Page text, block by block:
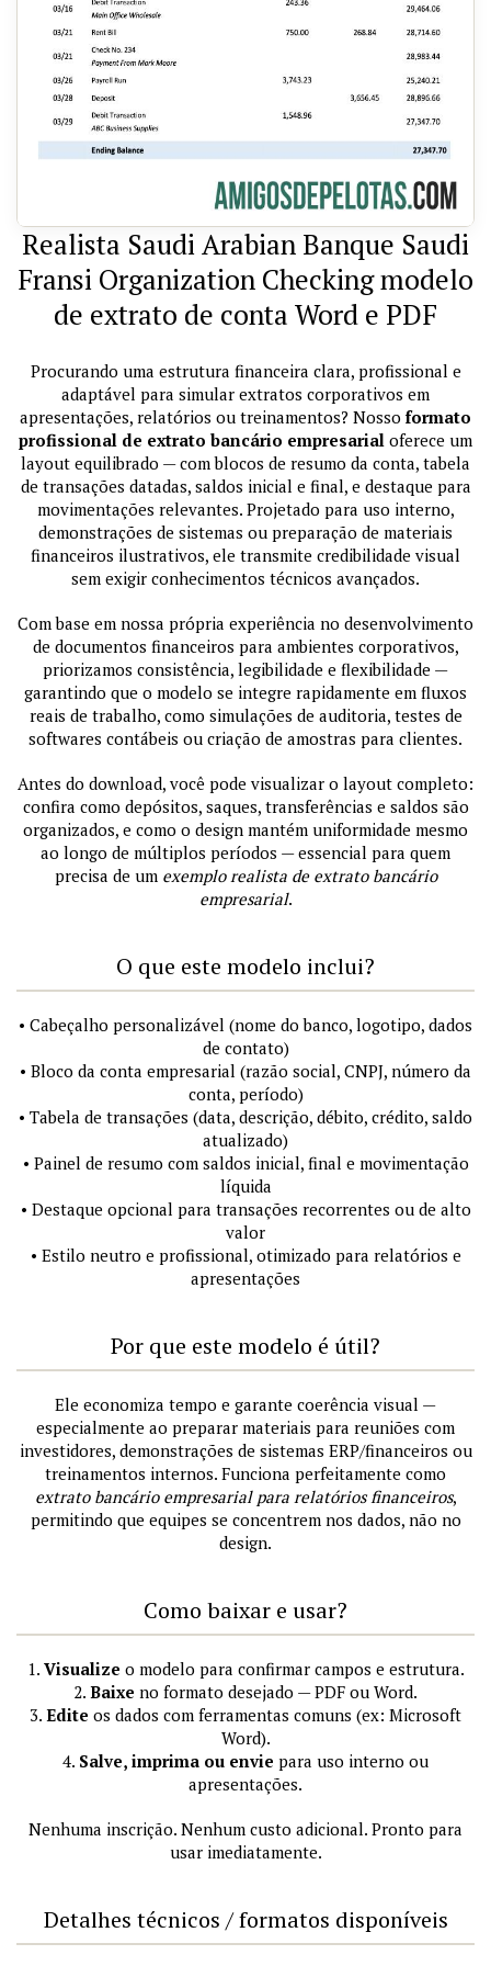
Realista Saudi Arabian Banque Saudi
Fransi Organization Checking modelo
de extrato de conta Word e PDF
Procurando uma estrutura financeira clara, profissional e
adaptável para simular extratos corporativos em
apresentações, relatórios ou treinamentos? Nosso formato
profissional de extrato bancário empresarial oferece um
layout equilibrado — com blocos de resumo da conta, tabela
de transações datadas, saldos inicial e final, e destaque para
movimentações relevantes. Projetado para uso interno,
demonstrações de sistemas ou preparação de materiais
financeiros ilustrativos, ele transmite credibilidade visual
sem exigir conhecimentos técnicos avançados.
Com base em nossa própria experiência no desenvolvimento
de documentos financeiros para ambientes corporativos,
priorizamos consistência, legibilidade e flexibilidade —
garantindo que o modelo se integre rapidamente em fluxos
reais de trabalho, como simulações de auditoria, testes de
softwares contábeis ou criação de amostras para clientes.
Antes do download, você pode visualizar o layout completo:
confira como depósitos, saques, transferências e saldos são
organizados, e como o design mantém uniformidade mesmo
ao longo de múltiplos períodos — essencial para quem
precisa de um exemplo realista de extrato bancário
empresarial.
O que este modelo inclui?
• Cabeçalho personalizável (nome do banco, logotipo, dados
de contato)
• Bloco da conta empresarial (razão social, CNPJ, número da
conta, período)
• Tabela de transações (data, descrição, débito, crédito, saldo
atualizado)
• Painel de resumo com saldos inicial, final e movimentação
líquida
• Destaque opcional para transações recorrentes ou de alto
valor
• Estilo neutro e profissional, otimizado para relatórios e
apresentações
Por que este modelo é útil?
Ele economiza tempo e garante coerência visual —
especialmente ao preparar materiais para reuniões com
investidores, demonstrações de sistemas ERP/financeiros ou
treinamentos internos. Funciona perfeitamente como
extrato bancário empresarial para relatórios financeiros,
permitindo que equipes se concentrem nos dados, não no
design.
Como baixar e usar?
1. Visualize o modelo para confirmar campos e estrutura.
2. Baixe no formato desejado — PDF ou Word.
3. Edite os dados com ferramentas comuns (ex: Microsoft
Word).
4. Salve, imprima ou envie para uso interno ou
apresentações.
Nenhuma inscrição. Nenhum custo adicional. Pronto para
usar imediatamente.
Detalhes técnicos / formatos disponíveis